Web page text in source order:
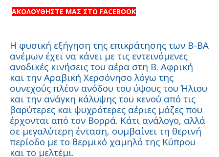
ΑΚΟΛΟΥΘΗΣΤΕ ΜΑΣ ΣΤΟ FACEBOOK
Η φυσική εξήγηση της επικράτησης των Β-ΒΑ
ανέμων έχει να κάνει με τις εντεινόμενες
ανοδικές κινήσεις του αέρα στη Β. Αφρική
και την Αραβική Χερσόνησο λόγω της
συνεχούς πλέον ανόδου του ύψους του Ήλιου
και την ανάγκη κάλυψης του κενού από τις
βαρύτερες και ψυχρότερες αέριες μάζες που
έρχονται από τον Βορρά. Κάτι ανάλογο, αλλά
σε μεγαλύτερη ένταση, συμβαίνει τη θερινή
περίοδο με το θερμικό χαμηλό της Κύπρου
και το μελτέμι.